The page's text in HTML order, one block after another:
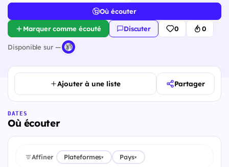
Où écouter
Marquer comme écouté Discuter 0 0
Disponible sur —
Ajouter à une liste Partager
DATES
Où écouter
Affiner Plateformes▾ Pays▾